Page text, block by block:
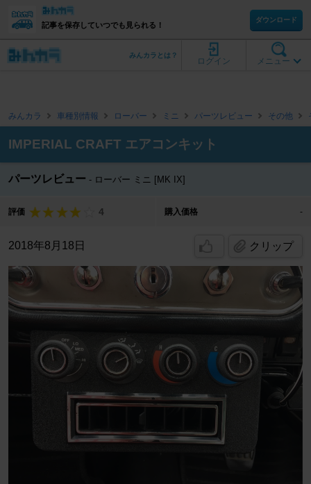
記事を保存していつでも見られる！
ダウンロード
メニュー
ログイン
みんカラとは？
みんカラ 車種別情報 ローバー ミニ パーツレビュー その他
IMPERIAL CRAFT エアコンキット
パーツレビュー ローバー ミニ [MK IX]
評価 4 購入価格 -
2018年8月18日 クリップ